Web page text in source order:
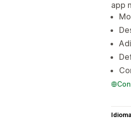
app